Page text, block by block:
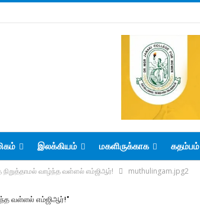
இலக்கியம் மகளிருக்காக கதம்பம்
நிறுத்தாமல் வாழ்ந்த வள்ளல் எம்ஜிஆர்! muthulingam.jpg2
வள்ளல் எம்ஜிஆர்!"